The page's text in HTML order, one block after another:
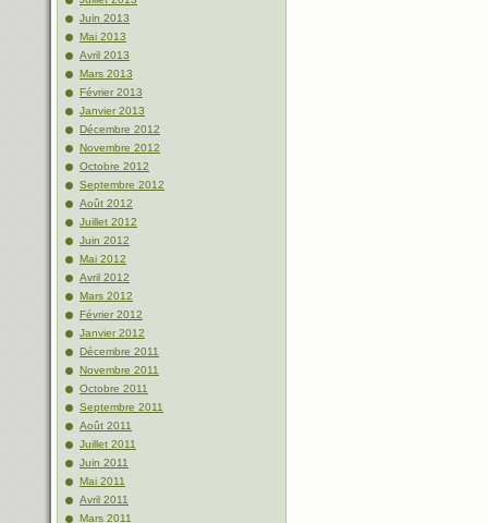
Juin 2013
Mai 2013
Avril 2013
Mars 2013
Février 2013
Janvier 2013
Décembre 2012
Novembre 2012
Octobre 2012
Septembre 2012
Août 2012
Juillet 2012
Juin 2012
Mai 2012
Avril 2012
Mars 2012
Février 2012
Janvier 2012
Décembre 2011
Novembre 2011
Octobre 2011
Septembre 2011
Août 2011
Juillet 2011
Juin 2011
Mai 2011
Avril 2011
Mars 2011